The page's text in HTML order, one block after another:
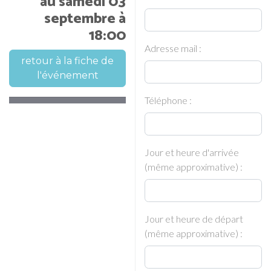
septembre à
18:00
retour à la fiche de
l'événement
Adresse mail :
Téléphone :
Jour et heure d'arrivée
(même approximative) :
Jour et heure de départ
(même approximative) :